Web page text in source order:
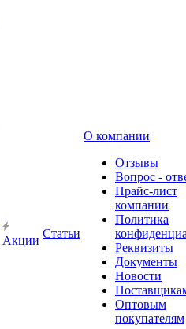
Акции
Статьи
О компании
Отзывы
Вопрос -
Прайс-лист
компании
Политика
Реквизиты
Документы
Новости
Оптовым
покупателям